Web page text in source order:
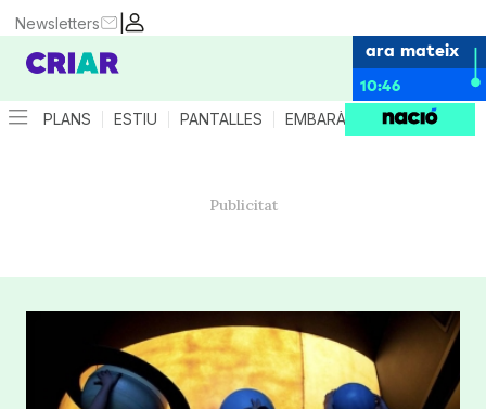
|
Newsletters
ara mateix
10:46
PLANS ESTIU PANTALLES EMBARÀS CRIANÇA